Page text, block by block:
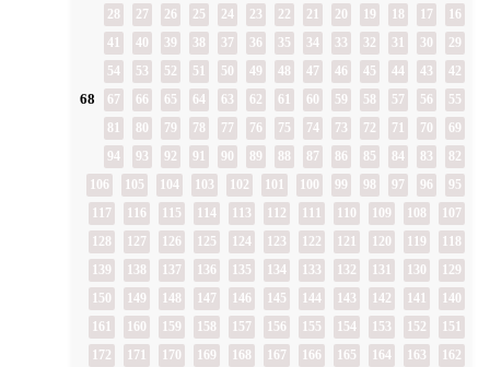
16
17
18
19
20
21
22
23
24
25
26
27
28
29
30
31
32
33
34
35
36
37
38
39
40
41
42
43
44
45
46
47
48
49
50
51
52
53
54
55
56
57
58
59
60
61
62
63
64
65
66
67
69
70
71
72
73
74
75
76
77
78
79
80
81
82
83
84
85
86
87
88
89
90
91
92
93
94
95
96
97
98
99
102
103
104
105
106
107
108
109
112
113
114
115
116
117
118
119
120
121
122
123
124
125
126
127
128
129
130
131
132
133
134
135
136
137
138
139
140
141
142
143
144
145
146
147
148
149
150
151
152
153
154
155
156
157
158
159
160
161
162
163
164
165
166
167
168
169
170
171
172